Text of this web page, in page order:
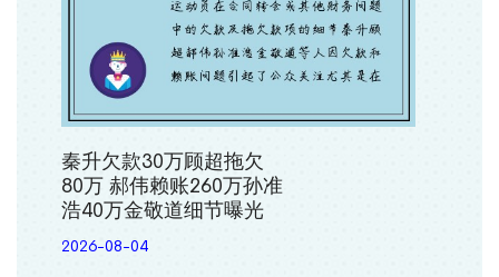
秦升欠款30万顾超拖欠
80万 郝伟赖账260万孙准
浩40万金敬道细节曝光
2026-08-04